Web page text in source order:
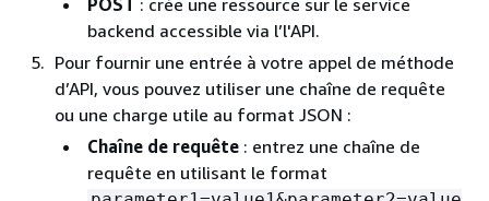
POST
: crée une ressource sur le service
backend accessible via l’l'API.
Pour fournir une entrée à votre appel de méthode
d’API, vous pouvez utiliser une chaîne de requête
ou une charge utile au format JSON :
Chaîne de requête : entrez une chaîne de
requête en utilisant le format